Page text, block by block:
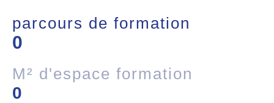
parcours de formation
0
M² d'espace formation
0